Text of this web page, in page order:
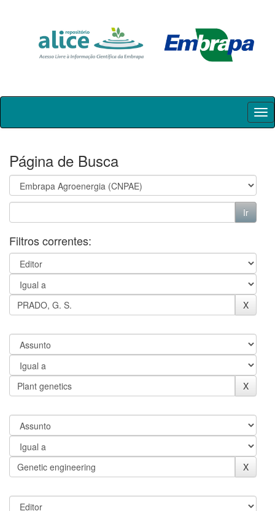
Skip
Página de Busca
Filtros correntes: